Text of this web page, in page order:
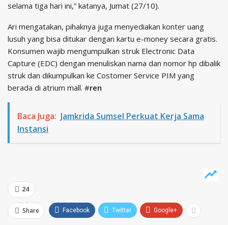
selama tiga hari ini,” katanya, Jumat (27/10).
Ari mengatakan, pihaknya juga menyediakan konter uang
lusuh yang bisa ditukar dengan kartu e-money secara gratis.
Konsumen wajib mengumpulkan struk Electronic Data
Capture (EDC) dengan menuliskan nama dan nomor hp dibalik
struk dan dikumpulkan ke Costomer Service PIM yang
berada di atrium mall. #ren
Baca Juga: Jamkrida Sumsel Perkuat Kerja Sama
Instansi
24
Share Facebook Twitter Google+